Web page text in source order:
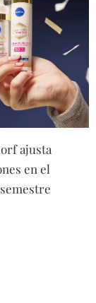
ajusta
en el